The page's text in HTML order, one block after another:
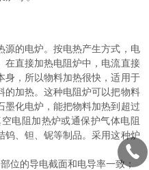
源的电炉。按电热产生方式，电
在直接加热电阻炉中，电流直接
身，所以物料加热很快，适用于
的加热。这种电阻炉可以把物料
墨化电炉，能把物料加热到超过
电阻加热炉或通保护气体电阻
钨、钽、铌等制品。采用这种炉
位的导电截面和电导率一致；